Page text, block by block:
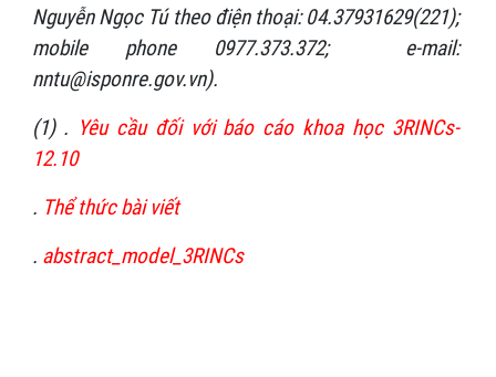
Nguyễn Ngọc Tú theo điện thoại: 04.37931629(221);
mobile phone 0977.373.372; e-mail:
nntu@isponre.gov.vn).
(1) . Yêu cầu đối với báo cáo khoa học 3RINCs-
12.10
. Thể thức bài viết
. abstract_model_3RINCs